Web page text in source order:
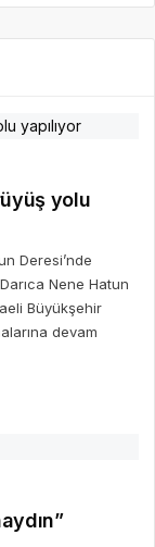
yolu
Deresi’nde
Nene Hatun
Büyükşehir
devam